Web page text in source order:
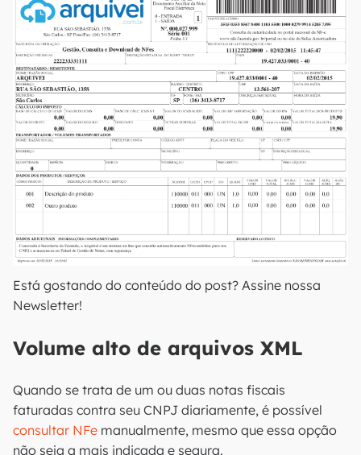
Está gostando do conteúdo do post? Assine nossa
Newsletter!
Volume alto de arquivos XML
Quando se trata de um ou duas notas fiscais
faturadas contra seu CNPJ diariamente, é possível
consultar NFe manualmente, mesmo que essa opção
não seja a mais indicada e segura.